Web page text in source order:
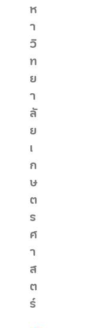
ห
า
วิ
ท
ย
า
ลั
ย
เ
ก
ษ
ต
ร
ศ
า
ส
ต
ร์